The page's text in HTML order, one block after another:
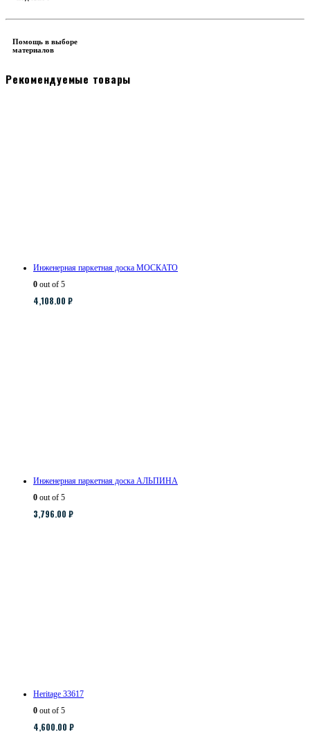
Помощь в выборе
материалов
Рекомендуемые товары
Инженерная паркетная доска МОСКАТО
0 out of 5
4,108.00 ₽
Инженерная паркетная доска АЛЬПИНА
0 out of 5
3,796.00 ₽
Heritage 33617
0 out of 5
4,600.00 ₽